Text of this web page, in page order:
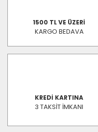
1500 TL VE ÜZERİ
KARGO BEDAVA
KREDİ KARTINA
3 TAKSİT İMKANI